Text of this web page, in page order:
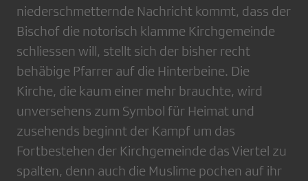
niederschmetternde Nachricht kommt, dass der
Bischof die notorisch klamme Kirchgemeinde
schliessen will, stellt sich der bisher recht
behäbige Pfarrer auf die Hinterbeine. Die
Kirche, die kaum einer mehr brauchte, wird
unversehens zum Symbol für Heimat und
zusehends beginnt der Kampf um das
Fortbestehen der Kirchgemeinde das Viertel zu
spalten, denn auch die Muslime pochen auf ihr